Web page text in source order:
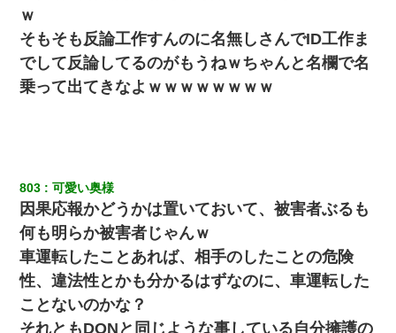
ｗ
そもそも反論工作すんのに名無しさんでID工作ま
でして反論してるのがもうねｗちゃんと名欄で名
乗って出てきなよｗｗｗｗｗｗｗｗ
803 可愛い奥様
因果応報かどうかは置いておいて、被害者ぶるも
何も明らか被害者じゃんｗ
車運転したことあれば、相手のしたことの危険
性、違法性とかも分かるはずなのに、車運転した
ことないのかな？
それともDQNと同じような事している自分擁護の